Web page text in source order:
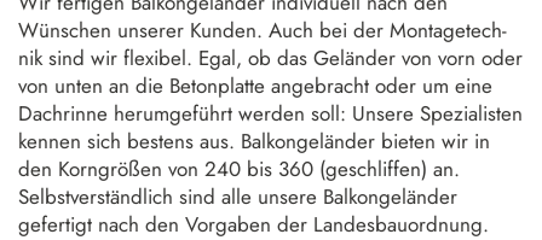
Wünschen unserer Kunden. Auch bei der Mon­ta­ge­tech­
nik sind wir flexibel. Egal, ob das Geländer von vorn oder
von unten an die Beton­platte an­ge­bracht oder um eine
Dachrinne herumgeführt werden soll: Unsere Spezialisten
kennen sich bestens aus. Balkongeländer bieten wir in
den Korngrößen von 240 bis 360 (ge­schliffen) an.
Selbstverständlich sind alle unsere Balkongeländer
gefertigt nach den Vorgaben der Lan­des­bauordnung.